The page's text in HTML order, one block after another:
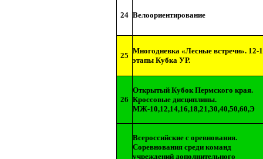
24 Велоориентирование
25
Многодневка «Лесные встречи». 12-
этапы Кубка УР.
26
Открытый Кубок Пермского края.
Кроссовые дисциплины.
МЖ-10,12,14,16,18,21,30,40,50,60,Э
Всероссийские с оревнования.
Соревнования среди команд
учреждений дополнительного